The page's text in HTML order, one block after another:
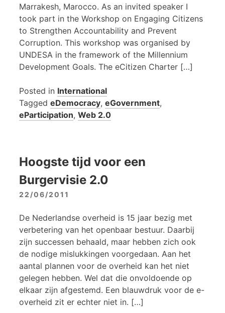
Marrakesh, Marocco. As an invited speaker I
took part in the Workshop on Engaging Citizens
to Strengthen Accountability and Prevent
Corruption. This workshop was organised by
UNDESA in the framework of the Millennium
Development Goals. The eCitizen Charter […]
Posted in International
Tagged eDemocracy, eGovernment,
eParticipation, Web 2.0
Hoogste tijd voor een
Burgervisie 2.0
22/06/2011
De Nederlandse overheid is 15 jaar bezig met
verbetering van het openbaar bestuur. Daarbij
zijn successen behaald, maar hebben zich ook
de nodige mislukkingen voorgedaan. Aan het
aantal plannen voor de overheid kan het niet
gelegen hebben. Wel dat die onvoldoende op
elkaar zijn afgestemd. Een blauwdruk voor de e-
overheid zit er echter niet in. […]